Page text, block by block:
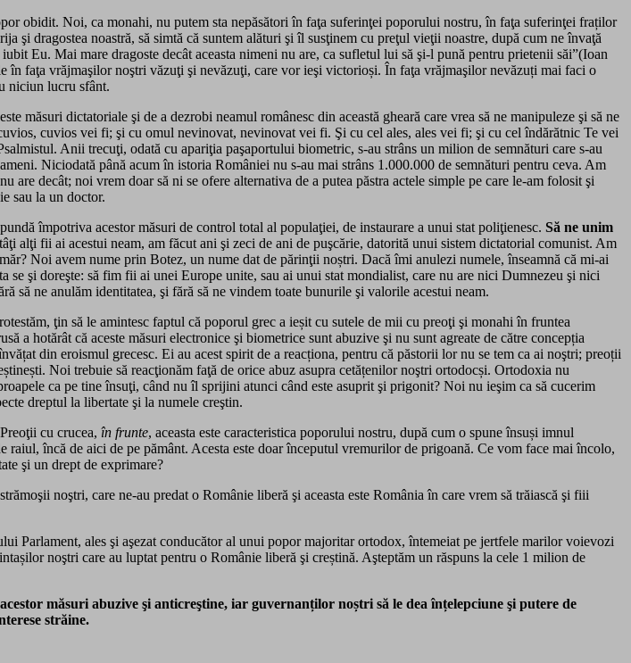
obidit. Noi, ca monahi, nu putem sta nepăsători în faţa suferinţei poporului nostru, în faţa suferinţei fraților
şi dragostea noastră, să simtă că suntem alături şi îl susţinem cu preţul vieţii noastre, după cum ne învaţă
Eu. Mai mare dragoste decât aceasta nimeni nu are, ca sufletul lui să şi-l pună pentru prietenii săi”(Ioan
în faţa vrăjmaşilor noştri văzuţi şi nevăzuţi, care vor ieşi victorioși. În faţa vrăjmaşilor nevăzuți mai faci o
niciun lucru sfânt.
măsuri dictatoriale şi de a dezrobi neamul românesc din această gheară care vrea să ne manipuleze şi să ne
cuvios vei fi; şi cu omul nevinovat, nevinovat vei fi. Şi cu cel ales, ales vei fi; şi cu cel îndărătnic Te vei
Anii trecuţi, odată cu apariţia paşaportului biometric, s-au strâns un milion de semnături care s-au
Niciodată până acum în istoria României nu s-au mai strâns 1.000.000 de semnături pentru ceva. Am
decât; noi vrem doar să ni se ofere alternativa de a putea păstra actele simple pe care le-am folosit şi
sau la un doctor.
împotriva acestor măsuri de control total al populaţiei, de instaurare a unui stat poliţienesc. Să ne unim
alţi fii ai acestui neam, am făcut ani şi zeci de ani de puşcărie, datorită unui sistem dictatorial comunist. Am
Noi avem nume prin Botez, un nume dat de părinţii noștri. Dacă îmi anulezi numele, înseamnă că mi-ai
se şi doreşte: să fim fii ai unei Europe unite, sau ai unui stat mondialist, care nu are nici Dumnezeu şi nici
ne anulăm identitatea, şi fără să ne vindem toate bunurile şi valorile acestui neam.
ţin să le amintesc faptul că poporul grec a ieșit cu sutele de mii cu preoţi şi monahi în fruntea
a hotărât că aceste măsuri electronice şi biometrice sunt abuzive şi nu sunt agreate de către concepția
din eroismul grecesc. Ei au acest spirit de a reacționa, pentru că păstorii lor nu se tem ca ai noştri; preoții
Noi trebuie să reacţionăm faţă de orice abuz asupra cetățenilor noştri ortodocși. Ortodoxia nu
ca pe tine însuţi, când nu îl sprijini atunci când este asuprit şi prigonit? Noi nu ieşim ca să cucerim
dreptul la libertate şi la numele creştin.
cu crucea, în frunte, aceasta este caracteristica poporului nostru, după cum o spune însuși imnul
încă de aici de pe pământ. Acesta este doar începutul vremurilor de prigoană. Ce vom face mai încolo,
şi un drept de exprimare?
noştri, care ne-au predat o Românie liberă şi aceasta este România în care vrem să trăiască şi fiii
Parlament, ales şi aşezat conducător al unui popor majoritar ortodox, întemeiat pe jertfele marilor voievozi
noştri care au luptat pentru o Românie liberă şi creștină. Aşteptăm un răspuns la cele 1 milion de
măsuri abuzive şi anticreştine, iar guvernanților noștri să le dea înțelepciune şi putere de
străine.